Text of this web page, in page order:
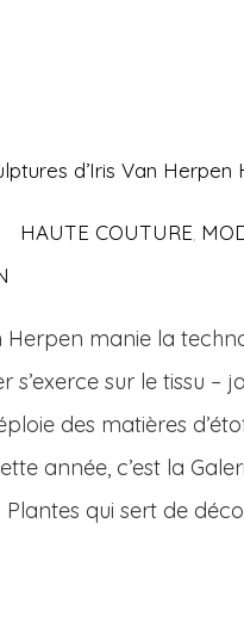
d’Iris Van Herpen
HAUTE COUTURE,
manie la
s’exerce sur le tissu –
des matières
année, c’est la
qui sert de